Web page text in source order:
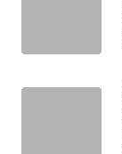
NEWS